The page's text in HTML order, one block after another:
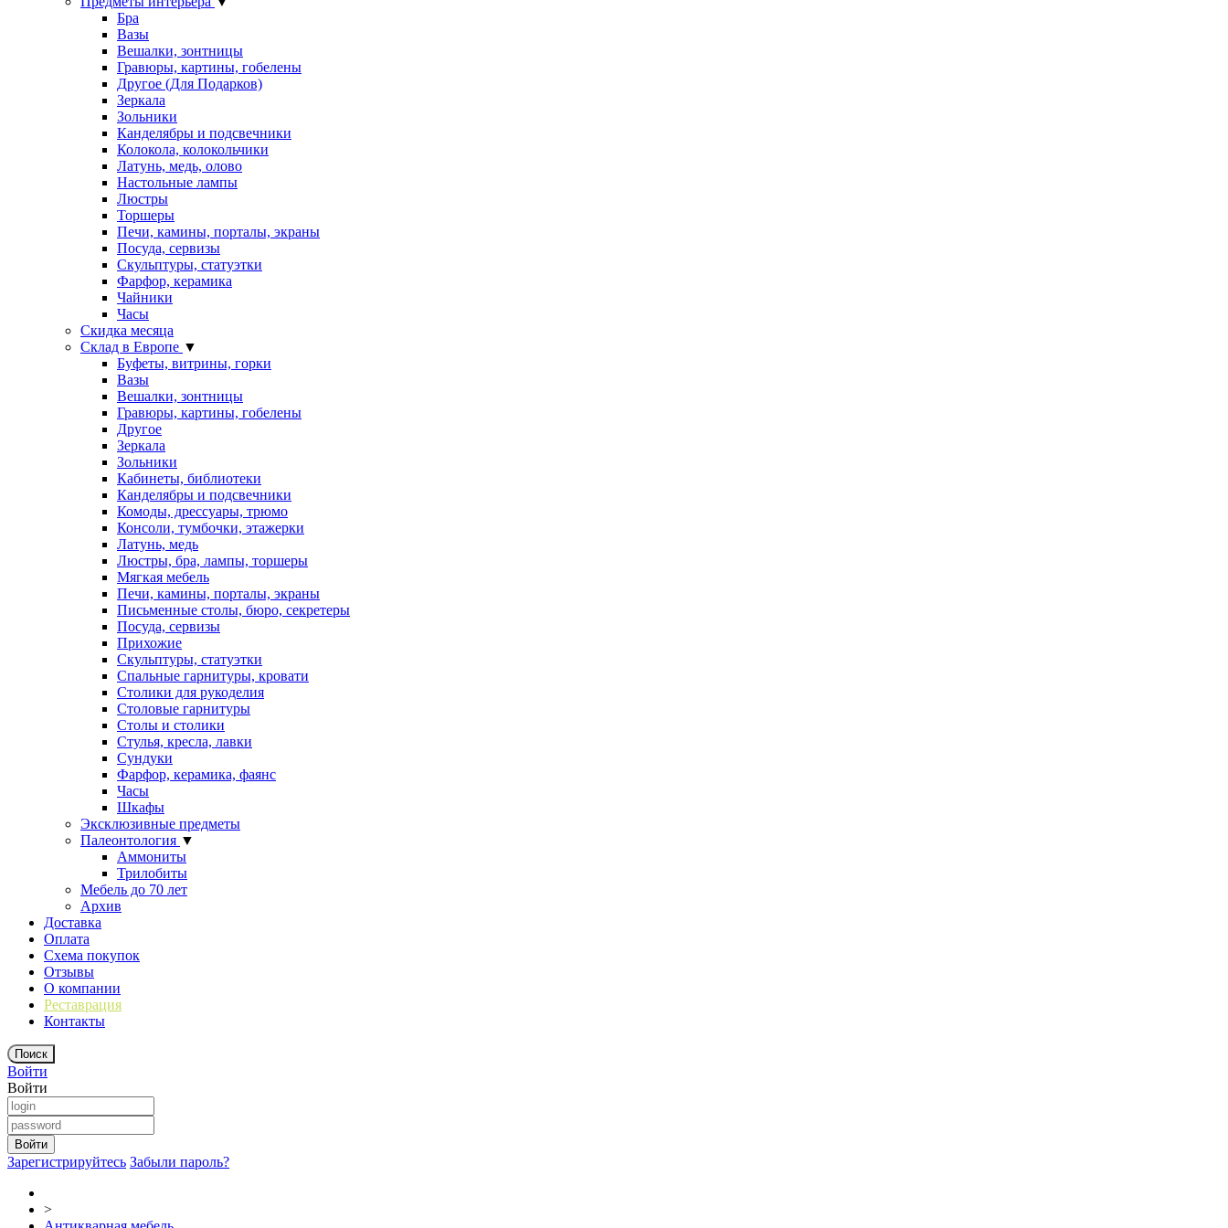
Бра
Вазы
Вешалки, зонтницы
Гравюры, картины, гобелены
Другое (Для Подарков)
Зеркала
Зольники
Канделябры и подсвечники
Колокола, колокольчики
Латунь, медь, олово
Настольные лампы
Люстры
Торшеры
Печи, камины, порталы, экраны
Посуда, сервизы
Скульптуры, статуэтки
Фарфор, керамика
Чайники
Часы
Скидка месяца
Склад в Европе ▼
Буфеты, витрины, горки
Вазы
Вешалки, зонтницы
Гравюры, картины, гобелены
Другое
Зеркала
Зольники
Кабинеты, библиотеки
Канделябры и подсвечники
Комоды, дрессуары, трюмо
Консоли, тумбочки, этажерки
Латунь, медь
Люстры, бра, лампы, торшеры
Мягкая мебель
Печи, камины, порталы, экраны
Письменные столы, бюро, секретеры
Посуда, сервизы
Прихожие
Скульптуры, статуэтки
Спальные гарнитуры, кровати
Столики для рукоделия
Столовые гарнитуры
Столы и столики
Стулья, кресла, лавки
Сундуки
Фарфор, керамика, фаянс
Часы
Шкафы
Эксклюзивные предметы
Палеонтология ▼
Аммониты
Трилобиты
Мебель до 70 лет
Архив
Доставка
Оплата
Схема покупок
Отзывы
О компании
Реставрация
Контакты
Войти
Войти
Зарегистрируйтесь Забыли пароль?
>